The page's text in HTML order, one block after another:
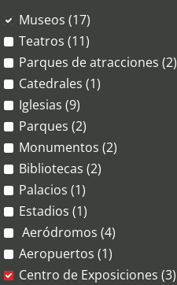
Museos (17)
Teatros (11)
Parques de atracciones (2)
Catedrales (1)
Iglesias (9)
Parques (2)
Monumentos (2)
Bibliotecas (2)
Palacios (1)
Estadios (1)
Aeródromos (4)
Aeropuertos (1)
Centro de Exposiciones (3)